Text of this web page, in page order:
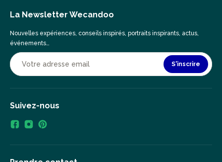
La Newsletter Wecandoo
Nouvelles expériences, conseils inspirés, portraits inspirants, actus,
événements…
S'inscrire
Suivez-nous